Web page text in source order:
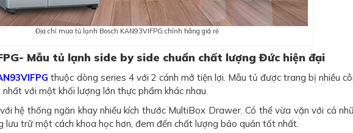
Địa chỉ mua tủ lạnh Bosch KAN93VIFPG chính hãng giá rẻ
Mẫu tủ lạnh side by side chuẩn chất lượng Đức hiện đại
thuộc dòng series 4 với 2 cánh mở tiện lợi. Mẫu tủ được trang bị nhiều
với một khối lượng lớn thực phẩm khác nhau.
hệ thống ngăn khay nhiều kích thước MultiBox Drawer. Có thể vừa vặn với cả
lưu trữ một cách khoa học hơn, đem đến chất lượng bảo quản tốt nhất.